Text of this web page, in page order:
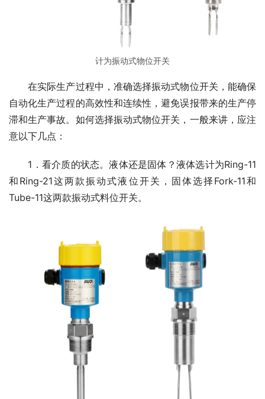
计为振动式物位开关
在实际生产过程中，准确选择振动式物位开关，能确保
自动化生产过程的高效性和连续性，避免误报带来的生产停
滞和生产事故。如何选择振动式物位开关，一般来讲，应注
意以下几点：
1．看介质的状态。液体还是固体？液体选计为Ring-11
和Ring-21这两款振动式液位开关，固体选择Fork-11和
Tube-11这两款振动式料位开关。